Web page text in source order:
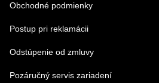
Obchodné podmienky
Postup pri reklamácii
Odstúpenie od zmluvy
Pozáručný servis zariadení